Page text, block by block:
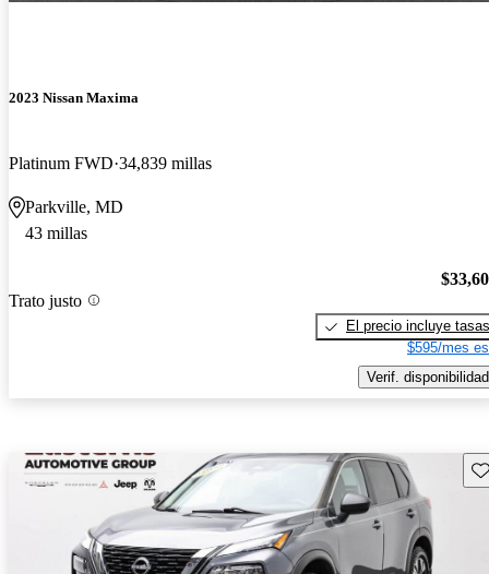
2023 Nissan Maxima
Platinum FWD 34,839 millas
Parkville, MD
43 millas
Trato justo
El precio incluye tasas
$595/mes
Verif. disponibilidad